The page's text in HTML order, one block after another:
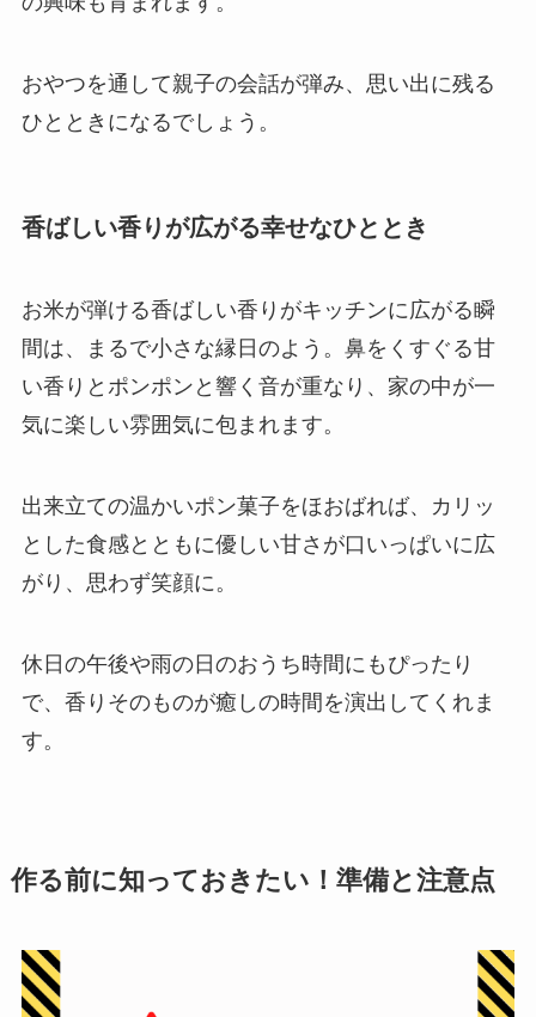
おやつを通して親子の会話が弾み、思い出に残る
ひとときになるでしょう。
香ばしい香りが広がる幸せなひととき
お米が弾ける香ばしい香りがキッチンに広がる瞬
間は、まるで小さな縁日のよう。鼻をくすぐる甘
い香りとポンポンと響く音が重なり、家の中が一
気に楽しい雰囲気に包まれます。
出来立ての温かいポン菓子をほおばれば、カリッ
とした食感とともに優しい甘さが口いっぱいに広
がり、思わず笑顔に。
休日の午後や雨の日のおうち時間にもぴったり
で、香りそのものが癒しの時間を演出してくれま
す。
作る前に知っておきたい！準備と注意点